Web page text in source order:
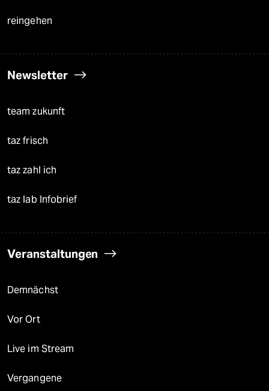
reingehen
Newsletter
team zukunft
taz frisch
taz zahl ich
taz lab Infobrief
Veranstaltungen
Demnächst
Vor Ort
Live im Stream
Vergangene